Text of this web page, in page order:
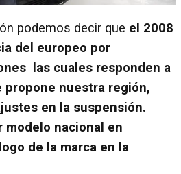
podemos decir que el 2008
del europeo por
las cuales responden a
propone nuestra región,
en la suspensión.
modelo nacional en
de la marca en la